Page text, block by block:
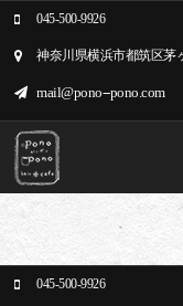
045-500-9926
神奈川県横浜市都筑区茅
mail@pono--pono.com
045-500-9926